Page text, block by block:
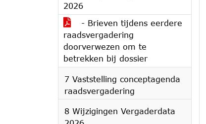
2026
- Brieven tijdens eerdere
raadsvergadering
doorverwezen om te
betrekken bij dossier
7 Vaststelling conceptagenda
raadsvergadering
8 Wijzigingen Vergaderdata